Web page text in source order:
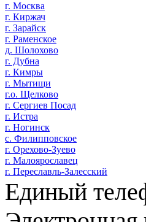
г. Москва
г. Киржач
г. Зарайск
г. Раменское
д. Шолохово
г. Дубна
г. Кимры
г. Мытищи
г.о. Щелково
г. Сергиев Посад
г. Истра
г. Ногинск
с. Филипповское
г. Орехово-Зуево
г. Малоярославец
г. Переславль-Залесский
Единый